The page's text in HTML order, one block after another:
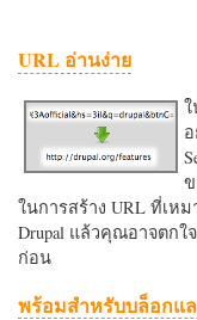
URL อ่านง่าย
ในการสร้าง URL ที่เหม
Drupal แล้วคุณอาจตก
ก่อน
พร้อมสำหรับบล็อกแ